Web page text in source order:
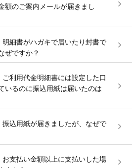
額のご案内メールが届きまし
明細書がハガキで届いたり封書で
ぜですか？
ご利用代金明細書には設定した口
いるのに振込用紙は届いたのは
振込用紙が届きましたが、なぜで
お支払い金額以上に支払いした場